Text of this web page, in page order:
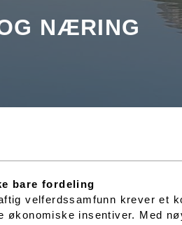
NÆRING
bare fordeling
velferdssamfunn krever et
økonomiske insentiver. Med